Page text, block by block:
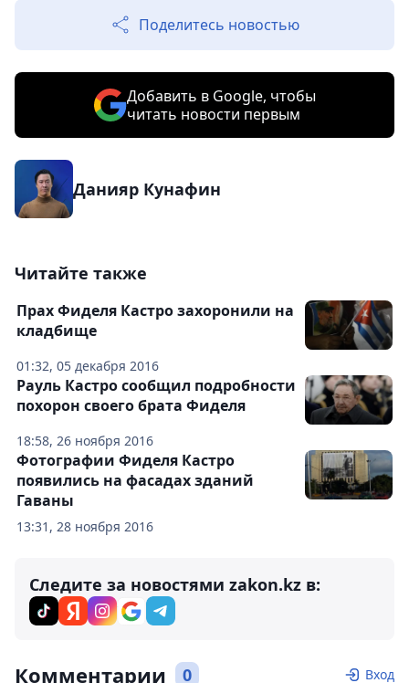
Поделитесь новостью
Добавить в Google, чтобы
читать новости первым
Данияр Кунафин
Читайте также
01:32, 05 декабря 2016
Прах Фиделя Кастро захоронили на
кладбище
18:58, 26 ноября 2016
Рауль Кастро сообщил подробности
похорон своего брата Фиделя
13:31, 28 ноября 2016
Фотографии Фиделя Кастро
появились на фасадах зданий
Гаваны
Следите за новостями zakon.kz в:
Комментарии 0 Вход